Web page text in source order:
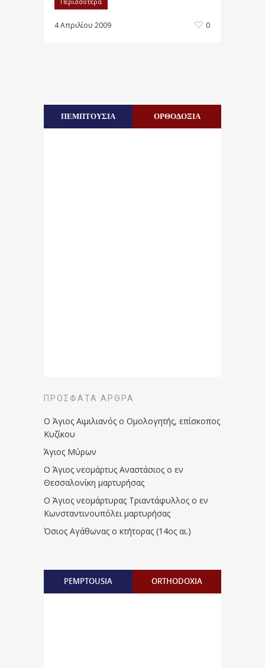
4 Απριλίου 2009 0
ΠΕΜΠΤΟΥΣΙΑ ΟΡΘΟΔΟΞΙΑ
ΠΡΌΣΦΑΤΑ ΆΡΘΡΑ
Ο Άγιος Αιμιλιανός ο Ομολογητής, επίσκοπος
Κυζίκου
Άγιος Μύρων
Ο Άγιος νεομάρτυς Αναστάσιος ο εν
Θεσσαλονίκη μαρτυρήσας
Ο Άγιος νεομάρτυρας Τριαντάφυλλος ο εν
Κωνσταντινουπόλει μαρτυρήσας
Όσιος Αγάθωνας ο κτήτορας (14ος αι.)
PEMPTOUSIA ORTHODOXIA